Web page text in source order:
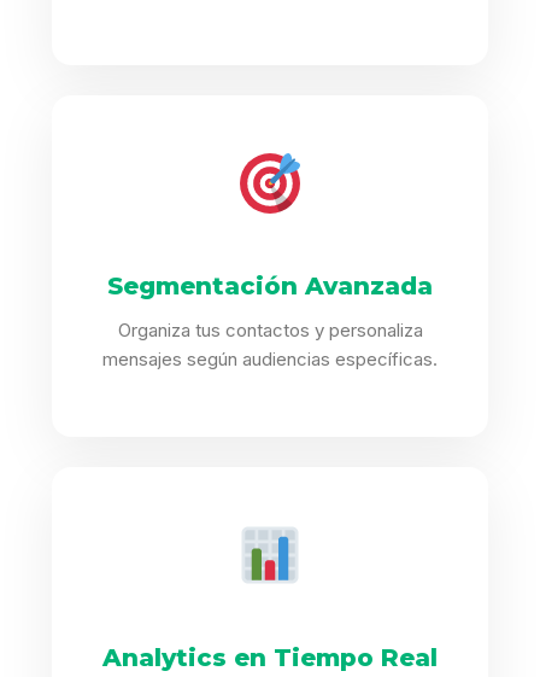
Segmentación Avanzada
Organiza tus contactos y personaliza
mensajes según audiencias específicas.
Analytics en Tiempo Real